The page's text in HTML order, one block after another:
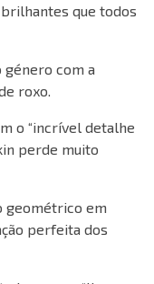
que todos
com a
roxo.
o “incrível detalhe
perde muito
geométrico em
perfeita dos